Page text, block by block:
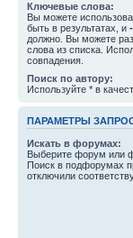
Ключевые слова:
Вы можете
быть в результатах, и -
должно. Вы можете
слова из списка.
совпадения.
Поиск по автору:
Используйте * в
ПАРАМЕТРЫ
Искать в форумах:
Выберите форум или
Поиск в подфорумах
отключили